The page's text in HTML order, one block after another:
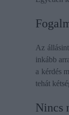
Az
inkább
a kérdés
tehát
Nincs